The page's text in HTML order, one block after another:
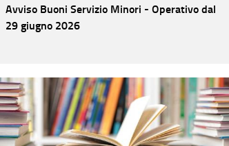
Avviso Buoni Servizio Minori - Operativo dal
29 giugno 2026